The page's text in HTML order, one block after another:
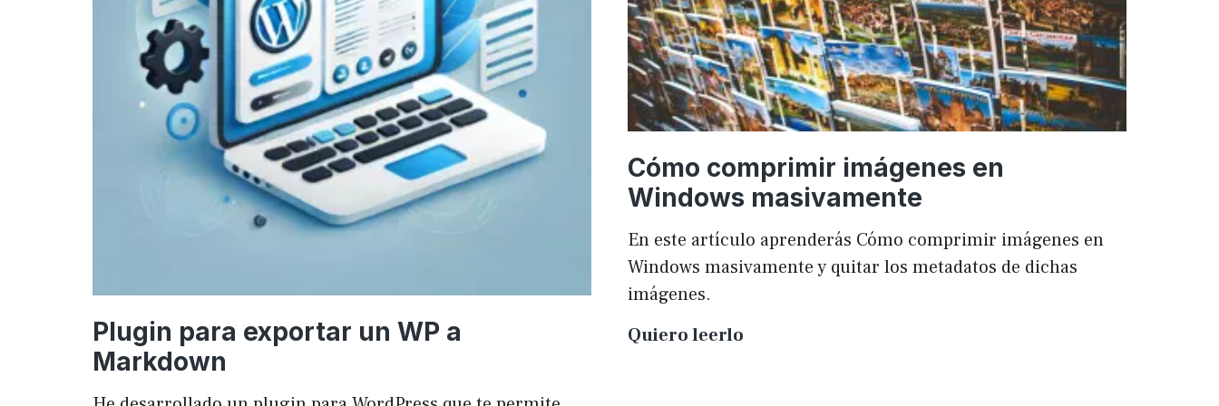
Plugin para exportar un WP a
Markdown
Cómo comprimir imágenes en
Windows masivamente
En este artículo aprenderás Cómo comprimir imágenes en
Windows masivamente y quitar los metadatos de dichas
imágenes.
Quiero leerlo